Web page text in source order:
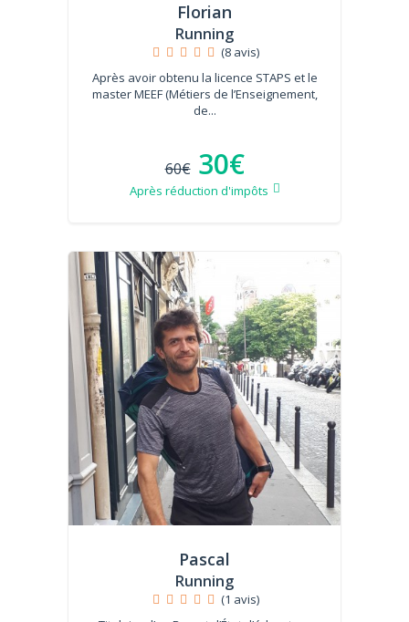
Florian
Running
(8 avis)
Après avoir obtenu la licence STAPS et le
master MEEF (Métiers de l’Enseignement,
de...
60€ 30€
Après réduction d'impôts
Pascal
Running
(1 avis)